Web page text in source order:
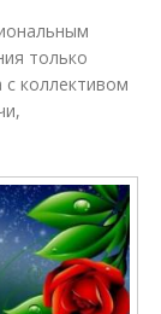
только
коллективом